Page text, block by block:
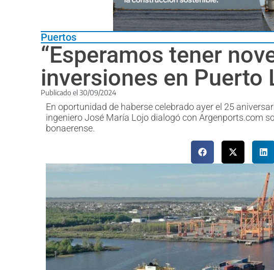
Puertos
“Esperamos tener
inversiones en Puerto
Publicado el 30/09/2024
En oportunidad de haberse celebrado ayer el 25
ingeniero José María Lojo dialogó con Argenports.com
bonaerense.